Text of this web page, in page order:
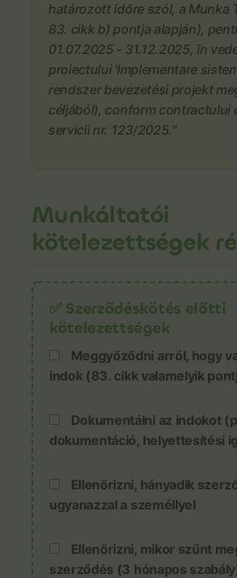
határozott időre szól, a Munka
83. cikk b) pontja alapján),
01.07.2025 - 31.12.2025, în
proiectului 'Implementare
rendszer bevezetési projekt
céljából), conform contractului
servicii nr. 123/2025."
Munkáltatói
kötelezettségek
✅ Szerződéskötés előtti
kötelezettségek
Meggyőződni arról, hogy
indok (83. cikk valamelyik
Dokumentálni az indokot
dokumentáció, helyettesítési
Ellenőrizni, hányadik
ugyanazzal a személlyel
Ellenőrizni, mikor szűnt
szerződés (3 hónapos